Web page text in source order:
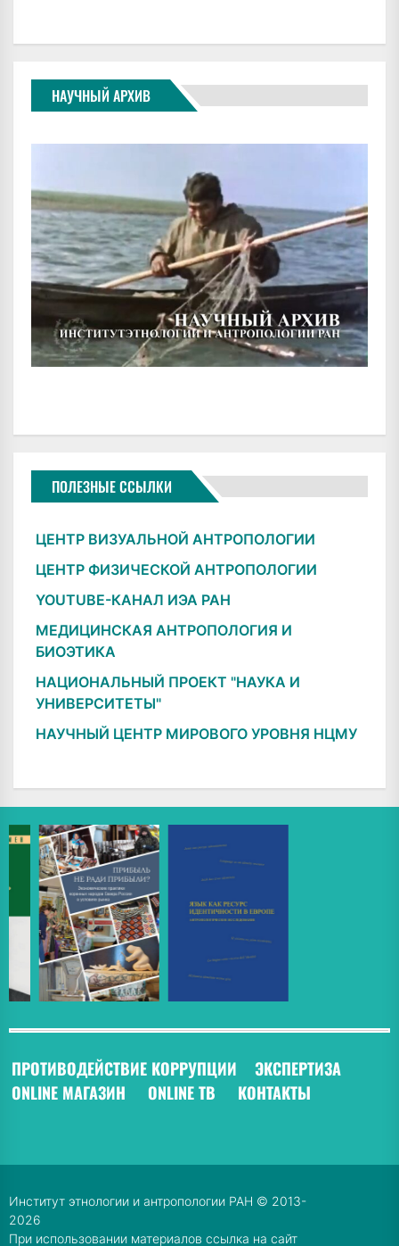
НАУЧНЫЙ АРХИВ
ПОЛЕЗНЫЕ ССЫЛКИ
ЦЕНТР ВИЗУАЛЬНОЙ АНТРОПОЛОГИИ
ЦЕНТР ФИЗИЧЕСКОЙ АНТРОПОЛОГИИ
YOUTUBE-КАНАЛ ИЭА РАН
МЕДИЦИНСКАЯ АНТРОПОЛОГИЯ И
БИОЭТИКА
НАЦИОНАЛЬНЫЙ ПРОЕКТ "НАУКА И
УНИВЕРСИТЕТЫ"
НАУЧНЫЙ ЦЕНТР МИРОВОГО УРОВНЯ НЦМУ
ПРОТИВОДЕЙСТВИЕ КОРРУПЦИИ ЭКСПЕРТИЗА
ONLINE МАГАЗИН
ONLINE ТВ КОНТАКТЫ
Институт этнологии и антропологии РАН © 2013-
2026
При использовании материалов ссылка на сайт